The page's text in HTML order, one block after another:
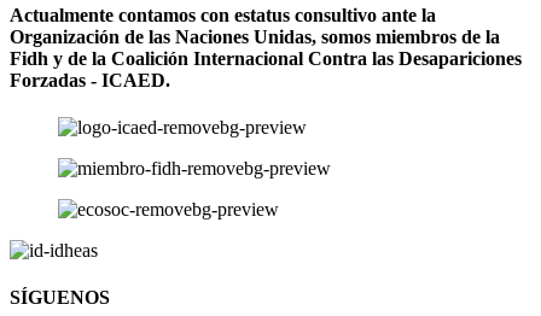
Actualmente contamos con estatus consultivo ante la
Organización de las Naciones Unidas, somos miembros de la
Fidh y de la Coalición Internacional Contra las Desapariciones
Forzadas - ICAED.
SÍGUENOS